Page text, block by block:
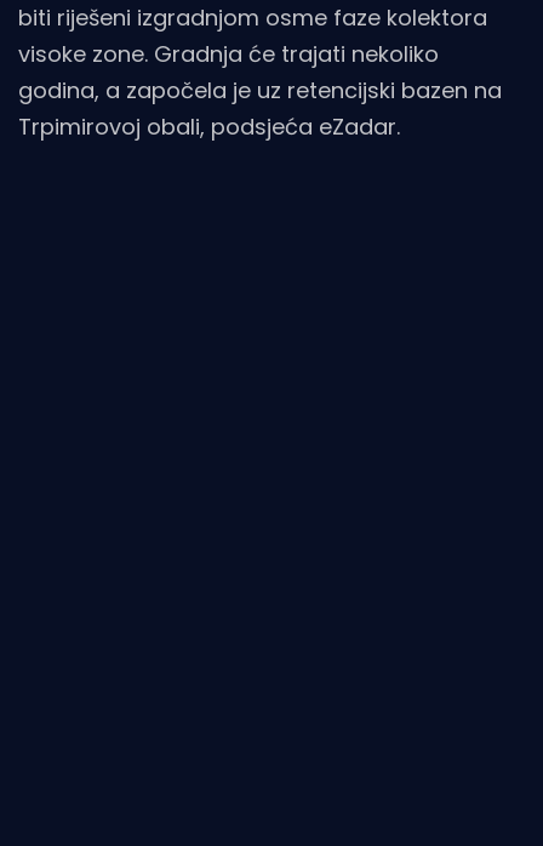
biti riješeni izgradnjom osme faze kolektora
visoke zone. Gradnja će trajati nekoliko
godina, a započela je uz retencijski bazen na
Trpimirovoj obali, podsjeća eZadar.